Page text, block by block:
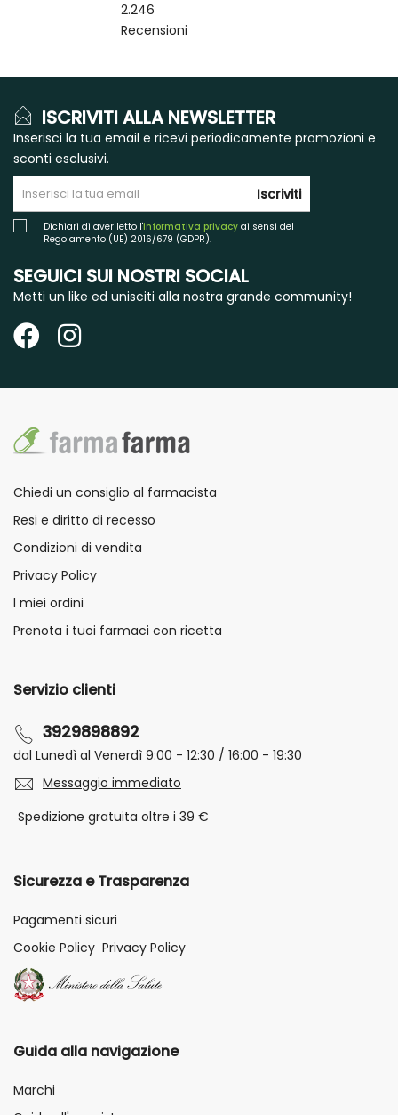
2.246
Recensioni
ISCRIVITI ALLA NEWSLETTER
Inserisci la tua email e ricevi periodicamente promozioni e
sconti esclusivi.
Iscriviti
Dichiari di aver letto l'informativa privacy ai sensi del
Regolamento (UE) 2016/679 (GDPR).
SEGUICI SUI NOSTRI SOCIAL
Metti un like ed unisciti alla nostra grande community!
Chiedi un consiglio al farmacista
Resi e diritto di recesso
Condizioni di vendita
Privacy Policy
I miei ordini
Prenota i tuoi farmaci con ricetta
Servizio clienti
3929898892
dal Lunedì al Venerdì 9:00 - 12:30 / 16:00 - 19:30
Messaggio immediato
Spedizione gratuita oltre i 39 €
Sicurezza e Trasparenza
Pagamenti sicuri
Cookie Policy Privacy Policy
Guida alla navigazione
Marchi